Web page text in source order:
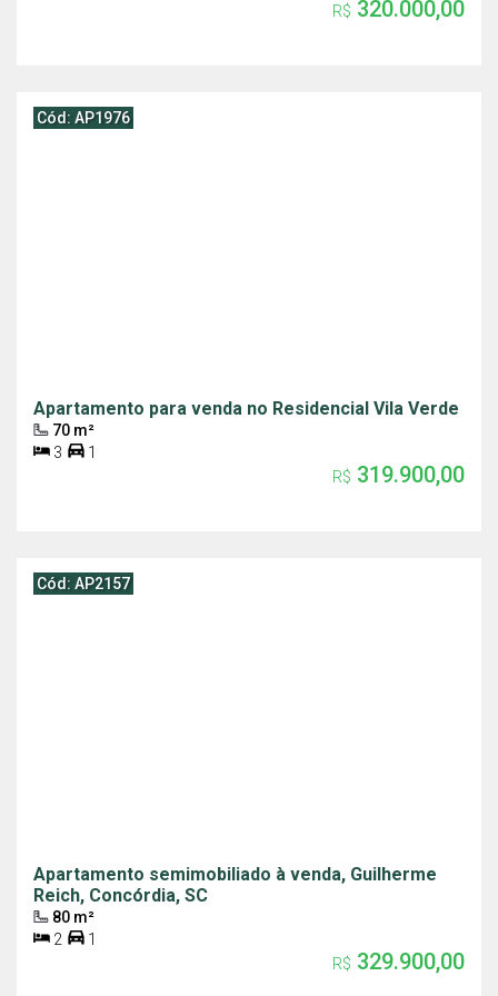
R$ 320.000,00
Cód: AP1976
Apartamento para venda no Residencial Vila Verde
70 m²
3
1
R$ 319.900,00
Cód: AP2157
Apartamento semimobiliado à venda, Guilherme
Reich, Concórdia, SC
80 m²
2
1
R$ 329.900,00